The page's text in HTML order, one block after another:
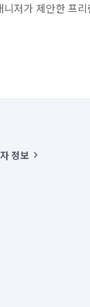
니저가 제안한 프
정보
시 종로구 율곡로 6(
종로구 수송동 율곡
관한 의무와 책임은